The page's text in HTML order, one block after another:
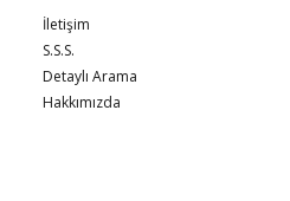
İletişim
S.S.S.
Detaylı Arama
Hakkımızda